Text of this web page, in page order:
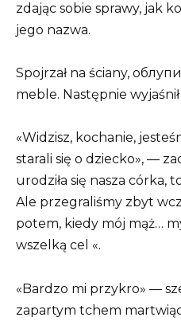
zdając sobie sprawy, jak
jego nazwa.
Spojrzał na ściany,
meble. Następnie
«Widzisz, kochanie,
starali się o dziecko», —
urodziła się nasza córka,
Ale przegraliśmy zbyt
potem, kiedy mój mąż…
wszelką cel «.
«Bardzo mi przykro» —
zapartym tchem